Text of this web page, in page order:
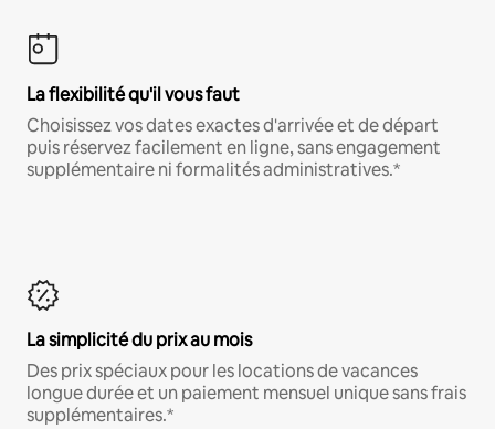
La flexibilité qu'il vous faut
Choisissez vos dates exactes d'arrivée et de départ
puis réservez facilement en ligne, sans engagement
supplémentaire ni formalités administratives.*
La simplicité du prix au mois
Des prix spéciaux pour les locations de vacances
longue durée et un paiement mensuel unique sans frais
supplémentaires.*